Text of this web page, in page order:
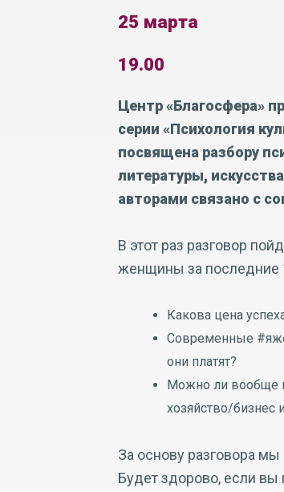
25 марта
19.00
Центр «Благосфера»
серии «Психология
посвящена разбору
литературы,
авторами связано с
В этот раз разговор
женщины за последние
Какова цена
Современные
они платят?
Можно ли вообще
хозяйство/бизнес
За основу разговора
Будет здорово, если вы